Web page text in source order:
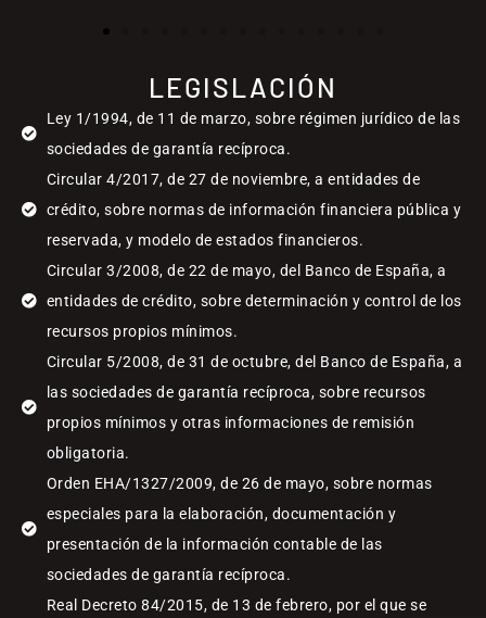
LEGISLACIÓN
Ley 1/1994, de 11 de marzo, sobre régimen jurídico de las
sociedades de garantía recíproca.
Circular 4/2017, de 27 de noviembre, a entidades de
crédito, sobre normas de información financiera pública y
reservada, y modelo de estados financieros.
Circular 3/2008, de 22 de mayo, del Banco de España, a
entidades de crédito, sobre determinación y control de los
recursos propios mínimos.
Circular 5/2008, de 31 de octubre, del Banco de España, a
las sociedades de garantía recíproca, sobre recursos
propios mínimos y otras informaciones de remisión
obligatoria.
Orden EHA/1327/2009, de 26 de mayo, sobre normas
especiales para la elaboración, documentación y
presentación de la información contable de las
sociedades de garantía recíproca.
Real Decreto 84/2015, de 13 de febrero, por el que se